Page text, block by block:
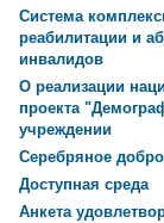
Система
реабилитации и
инвалидов
О реализации
проекта
учреждении
Серебряное
Доступная среда
Анкета